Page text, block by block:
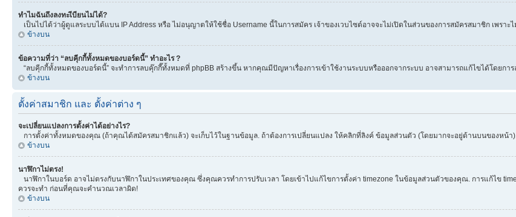
ทำไมฉันถึงลงทะเีบียนไม่ได้?
เป็นไปได้ว่าผู้ดูแลระบบได้แบน IP Address หรือ ไม่อนุญาตให้ใช้ชื่อ Username นี้ในการสมัคร เจ้าของเวบไซต์อาจจะไม่เปิดในส่วนของการสมัครสมาชิก เพร
ข้างบน
ข้อความที่ว่า “ลบคุีกกี้ทั้งหมดของบอร์ดนี้” ทำอะไร ?
“ลบคุีกกี้ทั้งหมดของบอร์ดนี้” จะทำการลบคุ๊กกี๊ทั้งหมดที่ phpBB สร้างขึ้น หากคุณมีปัญหาเรื่องการเข้าใช้งานระบบหรือออกจากระบบ อาจสามารถแก้ไขได้โดยกา
ข้างบน
ตั้งค่าสมาชิก และ ตั้งค่าต่าง ๆ
จะเปลี่ยนแปลงการตั้งค่าได้อย่างไร?
การตั้งค่าทั้งหมดของคุณ (ถ้าคุณได้สมัครสมาชิกแล้ว) จะเก็บไว้ในฐานข้อมูล. ถ้าต้องการเปลี่ยนแปลง ให้คลิกที่ลิงค์ ข้อมูลส่วนตัว (โดยมากจะอยู่ด้านบนของหน้
ข้างบน
นาฬิกาไม่ตรง!
นาฬิกาในบอร์ด อาจไม่ตรงกับนาฬิกาในประเทศของคุณ ซึ่งคุณควรทำการปรับเวลา โดยเข้าไปแก้ไขการตั้งค่า timezone ในข้อมูลส่วนตัวของคุณ. การแก้ไข
ควรจะทำ ก่อนที่คุณจะคำนวณเวลาผิด!
ข้างบน